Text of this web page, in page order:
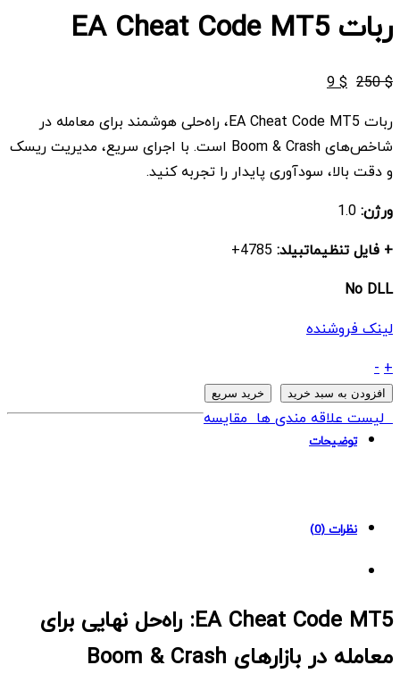
ربات EA Cheat Code MT5
$
250
قیمت
$ 250
بود.
$
9 قیمت
$ 9
است.
ربات EA Cheat Code MT5، راه‌حلی هوشمند برای معامله در
شاخص‌های Boom & Crash است. با اجرای سریع، مدیریت ریسک
و دقت بالا، سودآوری پایدار را تجربه کنید.
ورژن:
+ فایل تنظیماتبیلد:
No DLL
لینک فروشنده
ربات
EA
Cheat
Code
+
-
افزودن به سبد خرید خرید سریع
لیست علاقه مندی هامقایسه
توضیحات
نظرات (0)
EA Cheat Code MT5: راه‌حل نهایی برای
معامله در بازارهای Boom & Crash